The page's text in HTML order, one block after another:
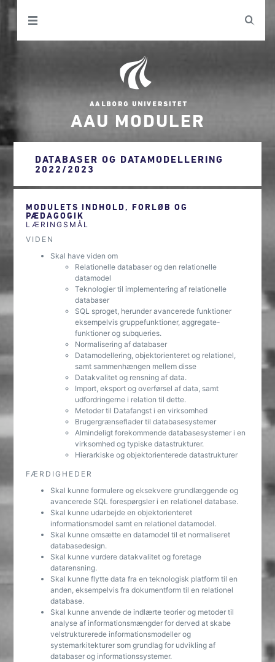
AAU MODULER
DATABASER OG DATAMODELLERING
2022/2023
MODULETS INDHOLD, FORLØB OG
PÆDAGOGIK
LÆRINGSMÅL
VIDEN
Skal have viden om
Relationelle databaser og den relationelle
datamodel
Teknologier til implementering af relationelle
databaser
SQL sproget, herunder avancerede funktioner
eksempelvis gruppefunktioner, aggregate-
funktioner og subqueries.
Normalisering af databaser
Datamodellering, objektorienteret og relationel,
samt sammenhængen mellem disse
Datakvalitet og rensning af data.
Import, eksport og overførsel af data, samt
udfordringerne i relation til dette.
Metoder til Datafangst i en virksomhed
Brugergrænseflader til databasesystemer
Almindeligt forekommende databasesystemer i en
virksomhed og typiske datastrukturer.
Hierarkiske og objektorienterede datastrukturer
FÆRDIGHEDER
Skal kunne formulere og eksekvere grundlæggende og
avancerede SQL forespørgsler i en relationel database.
Skal kunne udarbejde en objektorienteret
informationsmodel samt en relationel datamodel.
Skal kunne omsætte en datamodel til et normaliseret
databasedesign.
Skal kunne vurdere datakvalitet og foretage
datarensning.
Skal kunne flytte data fra en teknologisk platform til en
anden, eksempelvis fra dokumentform til en relationel
database.
Skal kunne anvende de indlærte teorier og metoder til
analyse af informationsmængder for derved at skabe
velstrukturerede informationsmodeller og
systemarkitekturer som grundlag for udvikling af
databaser og informationssystemer.